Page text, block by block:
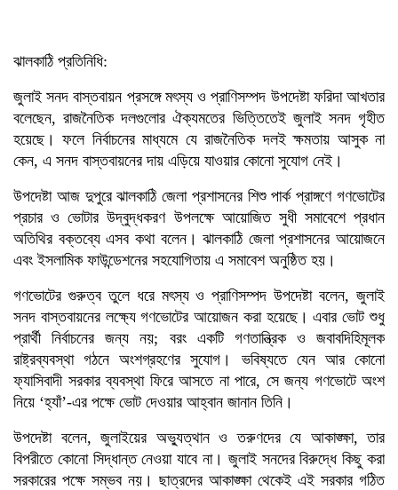
ঝালকাঠি প্রতিনিধি:
জুলাই সনদ বাস্তবায়ন প্রসঙ্গে মৎস্য ও প্রাণিসম্পদ উপদেষ্টা ফরিদা আখতার
বলেছেন, রাজনৈতিক দলগুলোর ঐক্যমতের ভিত্তিতেই জুলাই সনদ গৃহীত
হয়েছে। ফলে নির্বাচনের মাধ্যমে যে রাজনৈতিক দলই ক্ষমতায় আসুক না
কেন, এ সনদ বাস্তবায়নের দায় এড়িয়ে যাওয়ার কোনো সুযোগ নেই।
উপদেষ্টা আজ দুপুরে ঝালকাঠি জেলা প্রশাসনের শিশু পার্ক প্রাঙ্গণে গণভোটের
প্রচার ও ভোটার উদ্বুদ্ধকরণ উপলক্ষে আয়োজিত সুধী সমাবেশে প্রধান
অতিথির বক্তব্যে এসব কথা বলেন। ঝালকাঠি জেলা প্রশাসনের আয়োজনে
এবং ইসলামিক ফাউন্ডেশনের সহযোগিতায় এ সমাবেশ অনুষ্ঠিত হয়।
গণভোটের গুরুত্ব তুলে ধরে মৎস্য ও প্রাণিসম্পদ উপদেষ্টা বলেন, জুলাই
সনদ বাস্তবায়নের লক্ষ্যে গণভোটের আয়োজন করা হয়েছে। এবার ভোট শুধু
প্রার্থী নির্বাচনের জন্য নয়; বরং একটি গণতান্ত্রিক ও জবাবদিহিমূলক
রাষ্ট্রব্যবস্থা গঠনে অংশগ্রহণের সুযোগ। ভবিষ্যতে যেন আর কোনো
ফ্যাসিবাদী সরকার ব্যবস্থা ফিরে আসতে না পারে, সে জন্য গণভোটে অংশ
নিয়ে ‘হ্যাঁ’-এর পক্ষে ভোট দেওয়ার আহ্বান জানান তিনি।
উপদেষ্টা বলেন, জুলাইয়ের অভ্যুত্থান ও তরুণদের যে আকাঙ্ক্ষা, তার
বিপরীতে কোনো সিদ্ধান্ত নেওয়া যাবে না। জুলাই সনদের বিরুদ্ধে কিছু করা
সরকারের পক্ষে সম্ভব নয়। ছাত্রদের আকাঙ্ক্ষা থেকেই এই সরকার গঠিত